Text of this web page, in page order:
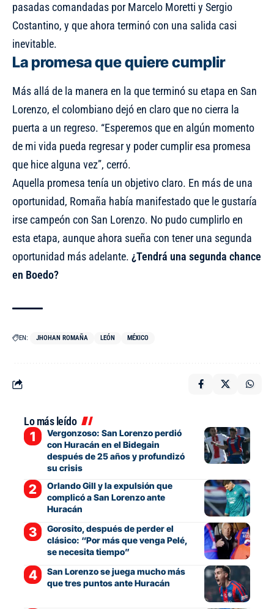
pasadas comandadas por Marcelo Moretti y Sergio
Costantino, y que ahora terminó con una salida casi
inevitable.
La promesa que quiere cumplir
Más allá de la manera en la que terminó su etapa en San
Lorenzo, el colombiano dejó en claro que no cierra la
puerta a un regreso. “Esperemos que en algún momento
de mi vida pueda regresar y poder cumplir esa promesa
que hice alguna vez”, cerró.
Aquella promesa tenía un objetivo claro. En más de una
oportunidad, Romaña había manifestado que le gustaría
irse campeón con San Lorenzo. No pudo cumplirlo en
esta etapa, aunque ahora sueña con tener una segunda
oportunidad más adelante. ¿Tendrá una segunda chance
en Boedo?
EN: JHOHAN ROMAÑA LEÓN MÉXICO
Lo más leído
Vergonzoso: San Lorenzo perdió
con Huracán en el Bidegain
después de 25 años y profundizó
su crisis
Orlando Gill y la expulsión que
complicó a San Lorenzo ante
Huracán
Gorosito, después de perder el
clásico: “Por más que venga Pelé,
se necesita tiempo”
San Lorenzo se juega mucho más
que tres puntos ante Huracán